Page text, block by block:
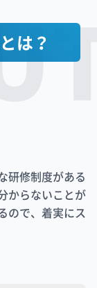
は？
研修制度がある
からないことが
ので、着実にス